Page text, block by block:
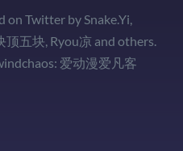
Twitter by Snake.Yi,
五块, Ryou凉 and others.
爱动漫爱凡客